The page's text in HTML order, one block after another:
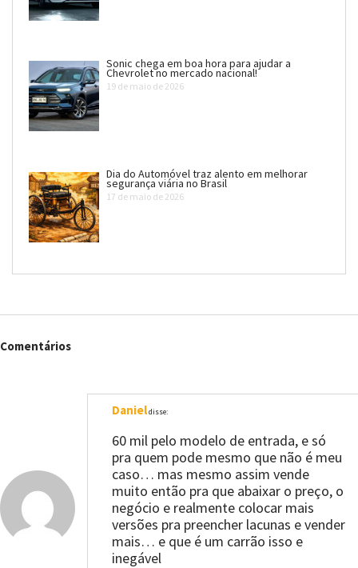
Sonic chega em boa hora para ajudar a
Chevrolet no mercado nacional!
19 de maio de 2026
Dia do Automóvel traz alento em melhorar
segurança viária no Brasil
17 de maio de 2026
Comentários
Danieldisse:
60 mil pelo modelo de entrada, e só
pra quem pode mesmo que não é meu
caso… mas mesmo assim vende
muito então pra que abaixar o preço, o
negócio e realmente colocar mais
versões pra preencher lacunas e vender
mais… e que é um carrão isso e
inegável